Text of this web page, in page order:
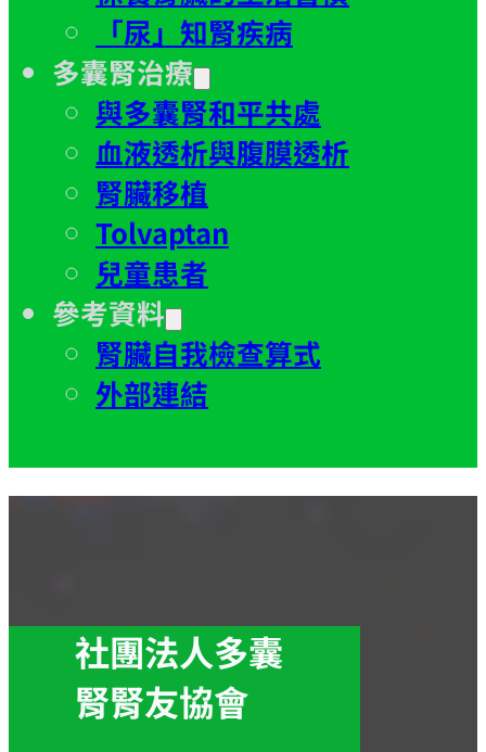
「尿」知腎疾病
多囊腎治療
與多囊腎和平共處
血液透析與腹膜透析
腎臟移植
Tolvaptan
兒童患者
參考資料
腎臟自我檢查算式
外部連結
社團法人多囊
腎腎友協會